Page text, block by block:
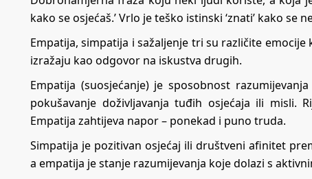
kako se osjećaš.’ Vrlo je teško istinski ‘znati’ kako se
Empatija, simpatija i sažaljenje tri su različite
izražaju kao odgovor na iskustva drugih.
Empatija (suosjećanje) je sposobnost
pokušavanje doživljavanja tuđih osjećaja ili misli.
Empatija zahtijeva napor – ponekad i puno truda.
Simpatija je pozitivan osjećaj ili društveni afinitet
a empatija je stanje razumijevanja koje dolazi s